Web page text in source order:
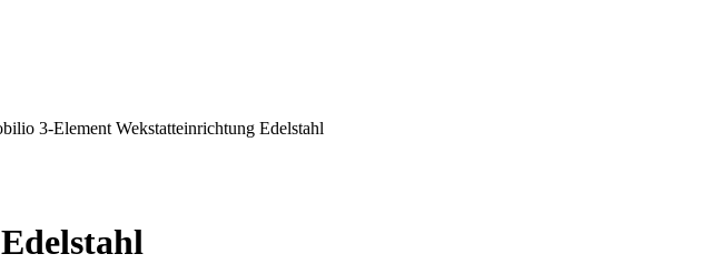
3-Element Wekstatteinrichtung Edelstahl